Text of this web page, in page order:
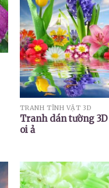
TRANH TĨNH VẬT 3D
Tranh dán tường
oi ả